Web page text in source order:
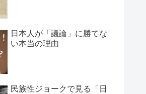
日本人が「議論」に勝てな
い本当の理由
民族性ジョークで見る「日